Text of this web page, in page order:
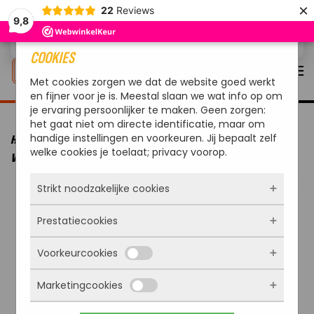
9,8
22 Reviews ×
Overslaan en naar de inhoud gaan
HOME VUUR & WARMTE VUURKORVEN
REDFIRE FULLA
VUURKORF HANDMADE ROEST
COOKIES
Met cookies zorgen we dat de website goed werkt
en fijner voor je is. Meestal slaan we wat info op om
je ervaring persoonlijker te maken. Geen zorgen:
het gaat niet om directe identificatie, maar om
handige instellingen en voorkeuren. Jij bepaalt zelf
welke cookies je toelaat; privacy voorop.
Strikt noodzakelijke cookies
Deze cookies zorgen ervoor dat de website
überhaupt werkt. Ze zijn dus altijd actief en
kunnen niet worden uitgezet. Meestal worden
ze alleen geplaatst als jij iets doet, zoals
inloggen, een formulier invullen of je
privacyvoorkeuren opslaan. Je kunt je browser
zo instellen dat hij deze cookies blokkeert of je
Prestatiecookies
Met deze cookies zien we hoe vaak onze site
bezocht wordt, waar bezoekers vandaan
komen en welke pagina’s populair zijn. Zo
kunnen we de website blijven verbeteren.
Voorkeurcookies
Deze cookies onthouden jouw voorkeuren.
Bijvoorbeeld taalkeuze of ingevulde gegevens.
Marketingcookies